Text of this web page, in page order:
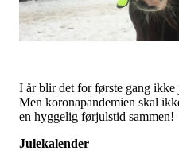
I år blir det for første gang
Men koronapandemien skal
en hyggelig førjulstid sammen!
Julekalender